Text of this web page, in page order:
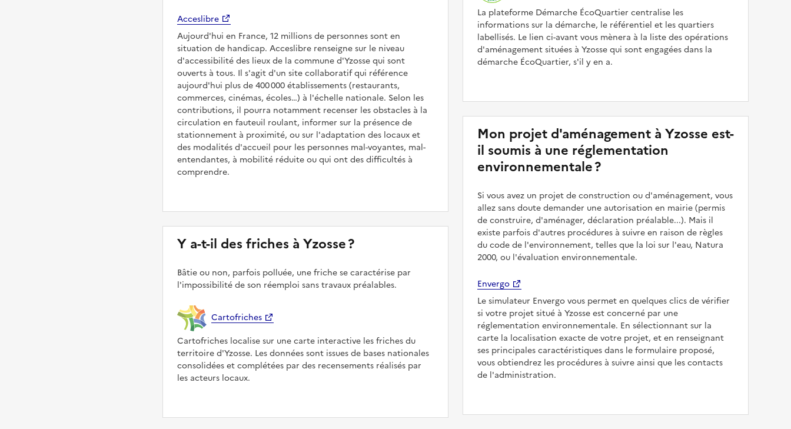
Acceslibre
Aujourd'hui en France, 12 millions de personnes sont en
situation de handicap. Acceslibre renseigne sur le niveau
d'accessibilité des lieux de la commune d'Yzosse qui sont
ouverts à tous. Il s'agit d'un site collaboratif qui référence
aujourd'hui plus de 400 000 établissements (restaurants,
commerces, cinémas, écoles…) à l'échelle nationale. Selon les
contributions, il pourra notamment recenser les obstacles à la
circulation en fauteuil roulant, informer sur la présence de
stationnement à proximité, ou sur l'adaptation des locaux et
des modalités d'accueil pour les personnes mal-voyantes, mal-
entendantes, à mobilité réduite ou qui ont des difficultés à
comprendre.
Y a-t-il des friches à Yzosse ?
Bâtie ou non, parfois polluée, une friche se caractérise par
l'impossibilité de son réemploi sans travaux préalables.
Cartofriches
Cartofriches localise sur une carte interactive les friches du
territoire d'Yzosse. Les données sont issues de bases nationales
consolidées et complétées par des recensements réalisés par
les acteurs locaux.
La plateforme Démarche ÉcoQuartier centralise les
informations sur la démarche, le référentiel et les quartiers
labellisés. Le lien ci-avant vous mènera à la liste des opérations
d'aménagement situées à Yzosse qui sont engagées dans la
démarche ÉcoQuartier, s'il y en a.
Mon projet d'aménagement à Yzosse est-
il soumis à une réglementation
environnementale ?
Si vous avez un projet de construction ou d'aménagement, vous
allez sans doute demander une autorisation en mairie (permis
de construire, d'aménager, déclaration préalable...). Mais il
existe parfois d'autres procédures à suivre en raison de règles
du code de l'environnement, telles que la loi sur l'eau, Natura
2000, ou l'évaluation environnementale.
Envergo
Le simulateur Envergo vous permet en quelques clics de vérifier
si votre projet situé à Yzosse est concerné par une
réglementation environnementale. En sélectionnant sur la
carte la localisation exacte de votre projet, et en renseignant
ses principales caractéristiques dans le formulaire proposé,
vous obtiendrez les procédures à suivre ainsi que les contacts
de l'administration.